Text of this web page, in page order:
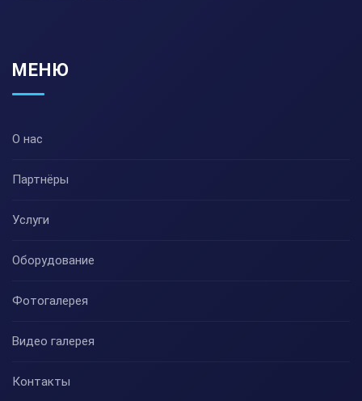
МЕНЮ
О нас
Партнёры
Услуги
Оборудование
Фотогалерея
Видео галерея
Контакты